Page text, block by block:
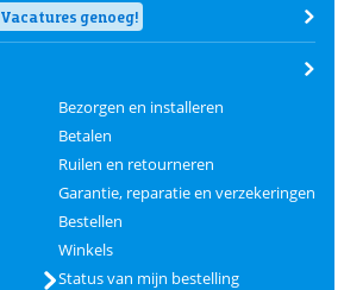
Vacatures genoeg!
Bezorgen en installeren
Betalen
Ruilen en retourneren
Garantie, reparatie en verzekeringen
Bestellen
Winkels
Status van mijn bestelling